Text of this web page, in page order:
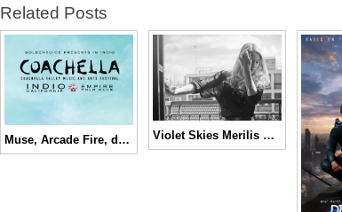
Related Posts
Muse, Arcade Fire, dan Outkast Menjadi Headliner di Coachella Violet Skies Merilis Single Terbaru, “Dragons”